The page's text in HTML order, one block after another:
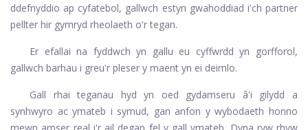
ddefnyddio ap cyfatebol, gallwch estyn gwahoddiad i'ch partner
pellter hir gymryd rheolaeth o'r tegan.
Er efallai na fyddwch yn gallu eu cyffwrdd yn gorfforol,
gallwch barhau i greu'r pleser y maent yn ei deimlo.
Gall rhai teganau hyd yn oed gydamseru â'i gilydd a
synhwyro ac ymateb i symud, gan anfon y wybodaeth honno
mewn amser real i'r ail degan fel y gall ymateb. Dyna ryw rhyw